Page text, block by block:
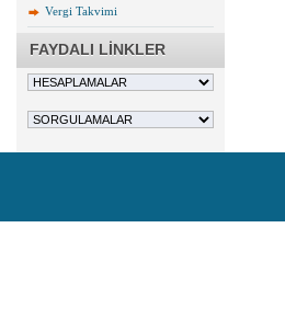
Vergi Takvimi
FAYDALI LİNKLER